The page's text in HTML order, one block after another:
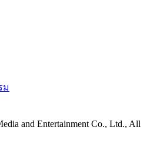
ม
and Entertainment Co., Ltd., All